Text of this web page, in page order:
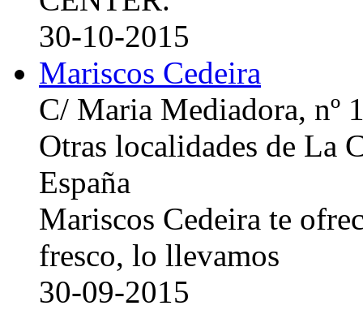
30-10-2015
Mariscos Cedeira
C/ Maria Mediadora, nº
Otras localidades de La
España
Mariscos Cedeira te
fresco, lo llevamos
30-09-2015